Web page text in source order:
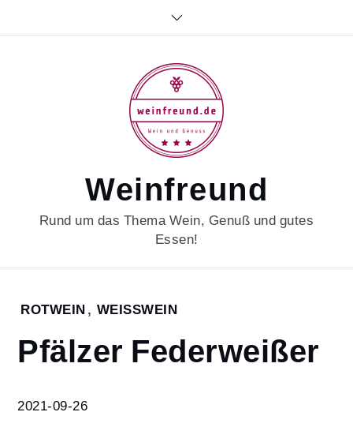
Weinfreund
Rund um das Thema Wein, Genuß und gutes
Essen!
Home
September
Pfälzer
ROTWEIN, WEISSWEIN
Pfälzer Federweißer
2021-09-26